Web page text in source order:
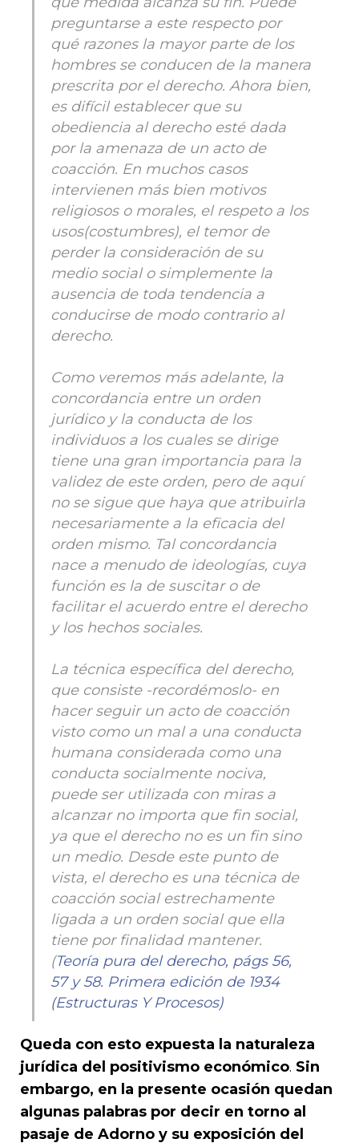
preguntarse a este respecto por
qué razones la mayor parte de los
hombres se conducen de la manera
prescrita por el derecho. Ahora bien,
es difícil establecer que su
obediencia al derecho esté dada
por la amenaza de un acto de
coacción. En muchos casos
intervienen más bien motivos
religiosos o morales, el respeto a los
usos(costumbres), el temor de
perder la consideración de su
medio social o simplemente la
ausencia de toda tendencia a
conducirse de modo contrario al
derecho.
Como veremos más adelante, la
concordancia entre un orden
jurídico y la conducta de los
individuos a los cuales se dirige
tiene una gran importancia para la
validez de este orden, pero de aquí
no se sigue que haya que atribuirla
necesariamente a la eficacia del
orden mismo. Tal concordancia
nace a menudo de ideologías, cuya
función es la de suscitar o de
facilitar el acuerdo entre el derecho
y los hechos sociales.
La técnica específica del derecho,
que consiste -recordémoslo- en
hacer seguir un acto de coacción
visto como un mal a una conducta
humana considerada como una
conducta socialmente nociva,
puede ser utilizada con miras a
alcanzar no importa que fin social,
ya que el derecho no es un fin sino
un medio. Desde este punto de
vista, el derecho es una técnica de
coacción social estrechamente
ligada a un orden social que ella
tiene por finalidad mantener.
(Teoría pura del derecho, págs 56,
57 y 58. Primera edición de 1934
(Estructuras Y Procesos)
Queda con esto expuesta la naturaleza
jurídica del positivismo económico. Sin
embargo, en la presente ocasión quedan
algunas palabras por decir en torno al
pasaje de Adorno y su exposición del